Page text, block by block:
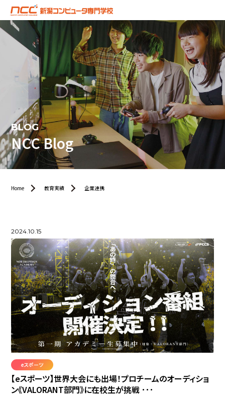
BLOG
NCC Blog
Home 教育実績 企業連携
2024.10.15
eスポーツ
【eスポーツ】世界大会にも出場！プロチームのオーディショ
ン《VALORANT部門》に在校生が挑戦 ･･･